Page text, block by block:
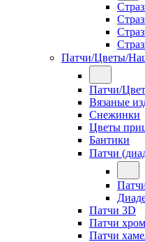
Патчи/Цветы/
Патчи/
Вязаные
Снежинки
Цветы
Бантики
Патчи
Патчи 3D
Патчи хром
Патчи